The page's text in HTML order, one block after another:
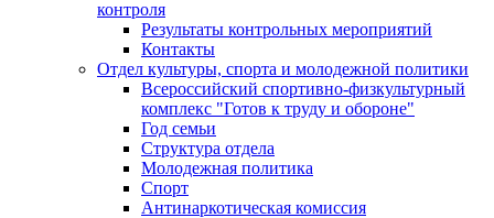
контроля
Результаты контрольных мероприятий
Контакты
Отдел культуры, спорта и молодежной политики
Всероссийский спортивно-физкультурный
комплекс "Готов к труду и обороне"
Год семьи
Структура отдела
Молодежная политика
Спорт
Антинаркотическая комиссия